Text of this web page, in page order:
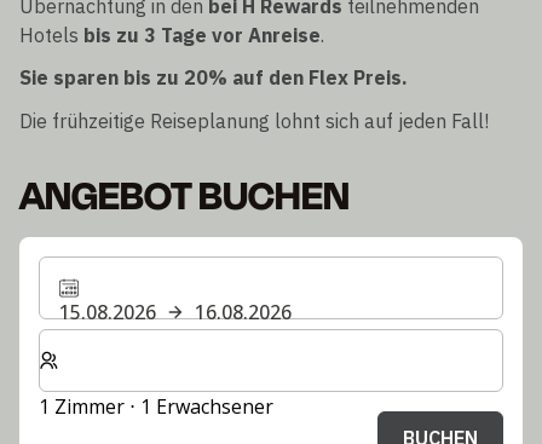
Übernachtung in den bei H Rewards teilnehmenden
Hotels bis zu 3 Tage vor Anreise.
Sie sparen bis zu 20% auf den Flex Preis.
Die frühzeitige Reiseplanung lohnt sich auf jeden Fall!
ANGEBOT BUCHEN
15.08.2026
16.08.2026
Wählen Sie die Anzahl der Zimmer und Gäste für Ihren
1 Zimmer ⋅ 1 Erwachsener
BUCHEN